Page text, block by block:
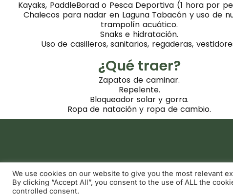
Kayaks, PaddleBorad o Pesca Deportiva (1 hora por
Chalecos para nadar en Laguna Tabacón y uso de
trampolín acuático.
Snaks e hidratación.
Uso de casilleros, sanitarios, regaderas,
¿Qué traer?
Zapatos de caminar.
Repelente.
Bloqueador solar y gorra.
Ropa de natación y ropa de cambio.
We use cookies on our website to give you the most relevant
By clicking “Accept All”, you consent to the use of ALL the
controlled consent.